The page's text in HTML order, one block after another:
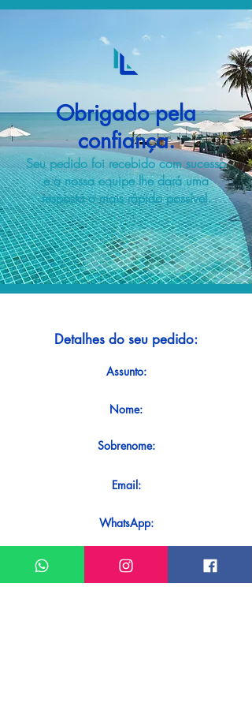
Obrigado pela
confiança.
Seu pedido foi recebido com sucesso
e a nossa equipe lhe dará uma
resposta o mais rápido possível.
Detalhes do seu pedido:
Assunto:
Nome:
Sobrenome:
Email:
WhatsApp:
Mensagem: